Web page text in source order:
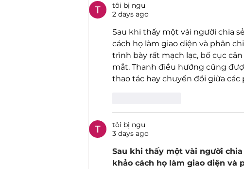
Through Wartime
tôi bị ngu
2 days ago
Sau khi thấy một vài người chia
cách họ làm giao diện và phân
trình bày rất mạch lạc, bố cục
mắt. Thanh điều hướng cũng
thao tác hay chuyển đổi giữa
tôi bị ngu
3 days ago
Sau khi thấy một vài người
khảo cách họ làm giao diện và